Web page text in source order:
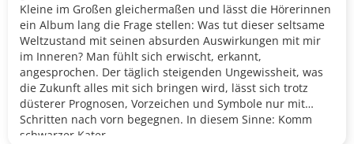
Kleine im Großen gleichermaßen und lässt die Hörerinnen
ein Album lang die Frage stellen: Was tut dieser seltsame
Weltzustand mit seinen absurden Auswirkungen mit mir
im Inneren? Man fühlt sich erwischt, erkannt,
angesprochen. Der täglich steigenden Ungewissheit, was
die Zukunft alles mit sich bringen wird, lässt sich trotz
düsterer Prognosen, Vorzeichen und Symbole nur mit
Schritten nach vorn begegnen. In diesem Sinne: Komm
schwarzer Kater.